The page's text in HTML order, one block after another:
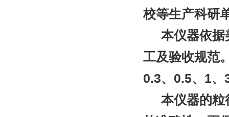
校等生产科研
本仪器依据
工及验收规范
0.3、0.5、1
本仪器的粒